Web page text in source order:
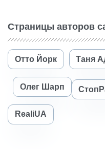
Страницы авторов
Отто Йорк Таня
Олег Шарп
RealiUA